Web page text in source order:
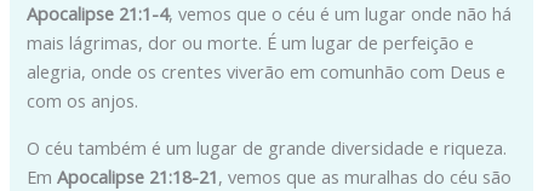
Apocalipse 21:1-4, vemos que o céu é um lugar onde não há
mais lágrimas, dor ou morte. É um lugar de perfeição e
alegria, onde os crentes viverão em comunhão com Deus e
com os anjos.
O céu também é um lugar de grande diversidade e riqueza.
EmApocalipse 21:18-21, vemos que as muralhas do céu são